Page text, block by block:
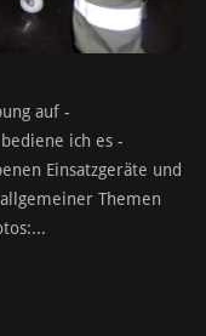
auf -
ich es -
Einsatzgeräte und
Themen